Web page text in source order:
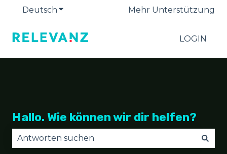
Deutsch Untermenü für Übersetzungen
Mehr Unterstützung
LOGIN
Hallo. Wie können wir dir helfen?